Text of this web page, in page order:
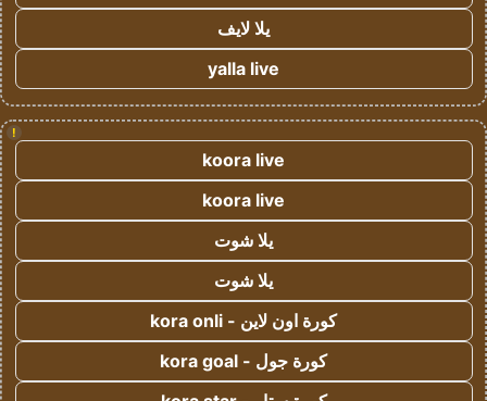
يلا لايف
yalla live
!
koora live
koora live
يلا شوت
يلا شوت
كورة اون لاين - kora onli
كورة جول - kora goal